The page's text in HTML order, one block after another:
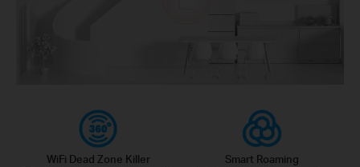
WiFi Dead Zone Killer
Smart Roaming